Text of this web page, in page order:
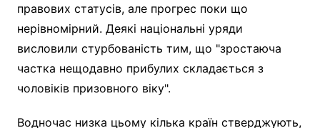
правових статусів, але прогрес поки що
нерівномірний. Деякі національні уряди
висловили стурбованість тим, що "зростаюча
частка нещодавно прибулих складається з
чоловіків призовного віку".
Водночас низка цьому кілька країн стверджують,